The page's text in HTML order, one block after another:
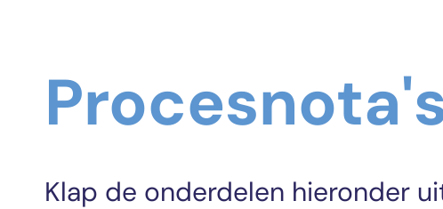
Klap de onderdelen hieronder